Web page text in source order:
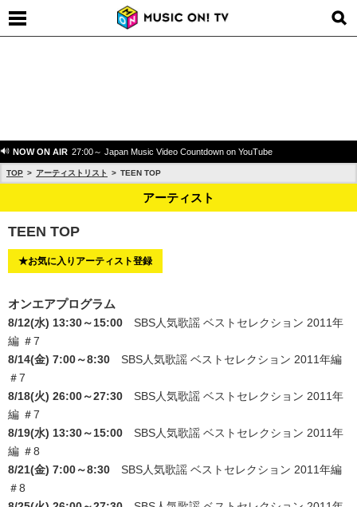
NOW ON AIR 27:00～ Japan Music Video Countdown on YouTube
TOP アーティストリスト TEEN TOP
アーティスト
TEEN TOP
★お気に入りアーティスト登録
オンエアプログラム
8/12(水) 13:30～15:00
SBS人気歌謡 ベストセレクション 2011年
編 ＃7
8/14(金) 7:00～8:30
SBS人気歌謡 ベストセレクション 2011年編
＃7
8/18(火) 26:00～27:30
SBS人気歌謡 ベストセレクション 2011年
編 ＃7
8/19(水) 13:30～15:00
SBS人気歌謡 ベストセレクション 2011年
編 ＃8
8/21(金) 7:00～8:30
SBS人気歌謡 ベストセレクション 2011年編
＃8